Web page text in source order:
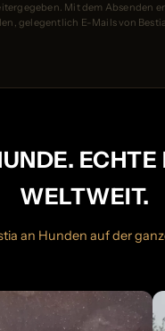
Mit dem Absenden
gelegentlich E-Mails von
ECHTE
WELTWEIT.
an Hunden auf der